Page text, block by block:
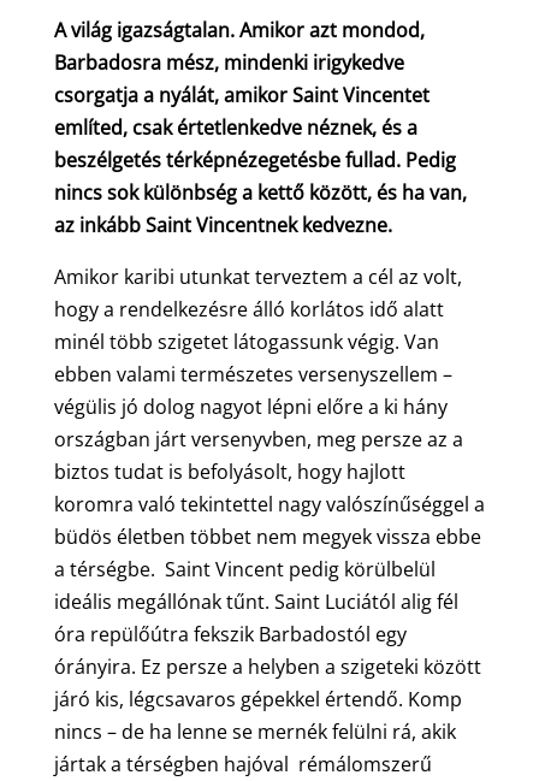
A világ igazságtalan. Amikor azt mondod,
Barbadosra mész, mindenki irigykedve
csorgatja a nyálát, amikor Saint Vincentet
említed, csak értetlenkedve néznek, és a
beszélgetés térképnézegetésbe fullad. Pedig
nincs sok különbség a kettő között, és ha van,
az inkább Saint Vincentnek kedvezne.
Amikor karibi utunkat terveztem a cél az volt,
hogy a rendelkezésre álló korlátos idő alatt
minél több szigetet látogassunk végig. Van
ebben valami természetes versenyszellem –
végülis jó dolog nagyot lépni előre a ki hány
országban járt versenyvben, meg persze az a
biztos tudat is befolyásolt, hogy hajlott
koromra való tekintettel nagy valószínűséggel a
büdös életben többet nem megyek vissza ebbe
a térségbe. Saint Vincent pedig körülbelül
ideális megállónak tűnt. Saint Luciától alig fél
óra repülőútra fekszik Barbadostól egy
órányira. Ez persze a helyben a szigeteki között
járó kis, légcsavaros gépekkel értendő. Komp
nincs – de ha lenne se mernék felülni rá, akik
jártak a térségben hajóval rémálomszerű